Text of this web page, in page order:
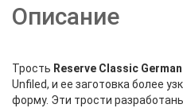
Описание
Трость Reserve Classic
Unfiled, и ее заготовка более
форму. Эти трости